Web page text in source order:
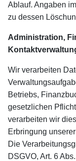
Ablauf. Angaben
zu dessen
Administration,
Wir verarbeiten
Betriebs,
gesetzlichen
verarbeiten wir
Erbringung
Die
DSGVO, Art. 6